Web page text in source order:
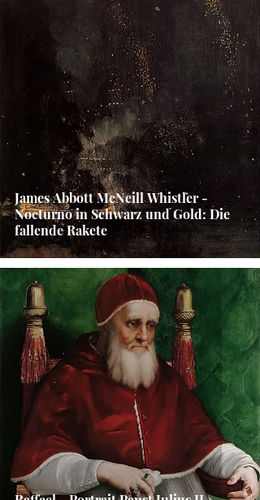
James Abbott McNeill Whistler -
Nocturno in Schwarz und Gold: Die
fallende Rakete